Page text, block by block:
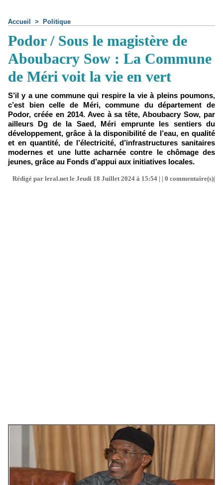
Accueil > Politique
Podor / Sous le magistère de
Aboubacry Sow : La Commune
de Méri voit la vie en vert
S’il y a une commune qui respire la vie à pleins poumons,
c’est bien celle de Méri, commune du département de
Podor, créée en 2014. Avec à sa tête, Aboubacry Sow, par
ailleurs Dg de la Saed, Méri emprunte les sentiers du
développement, grâce à la disponibilité de l’eau, en qualité
et en quantité, de l’électricité, d’infrastructures sanitaires
modernes et une lutte acharnée contre le chômage des
jeunes, grâce au Fonds d’appui aux initiatives locales.
Rédigé par leral.net le Jeudi 18 Juillet 2024 à 15:54 | | 0 commentaire(s)|